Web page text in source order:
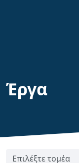
Έργα